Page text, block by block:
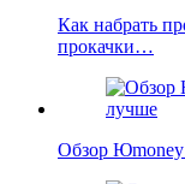
Как набрать
прокачки…
Обзор